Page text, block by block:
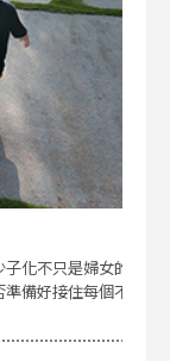
化不只是婦女的
備好接住每個不